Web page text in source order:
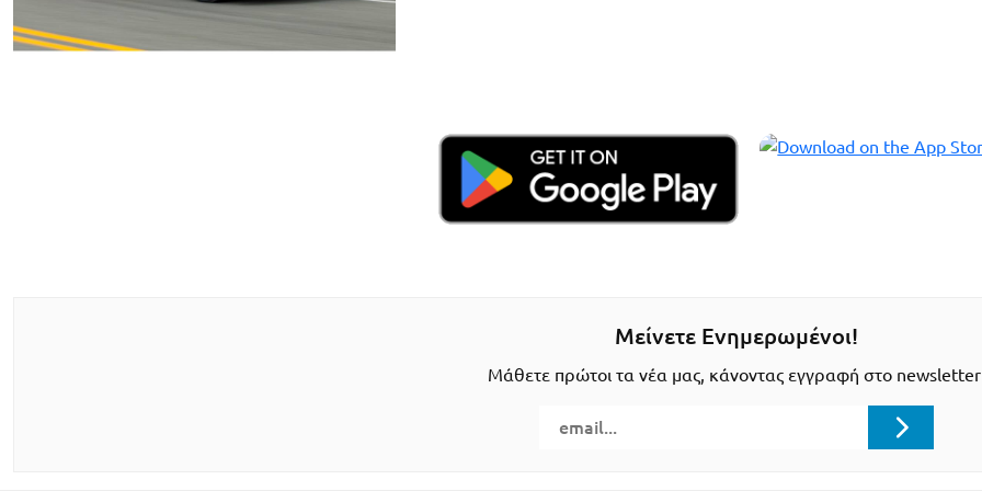
Μείνετε Ενημερωμένοι!
Μάθετε πρώτοι τα νέα μας, κάνοντας εγγραφή στο